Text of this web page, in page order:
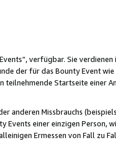
verfügbar. Sie verdienen
der für das Bounty Event
teilnehmende Startseite einer
anderen Missbrauchs
einer einzigen Person,
Ermessen von Fall zu